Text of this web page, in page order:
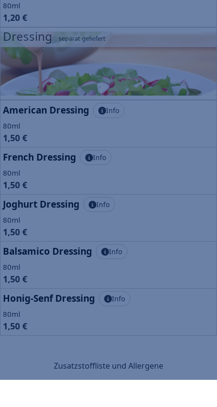
80ml
1,20 €
Dressing separat geliefert
American Dressing Info
80ml
1,50 €
French Dressing Info
80ml
1,50 €
Joghurt Dressing Info
80ml
1,50 €
Balsamico Dressing Info
80ml
1,50 €
Honig-Senf Dressing Info
80ml
1,50 €
Zusatzstoffliste und Allergene